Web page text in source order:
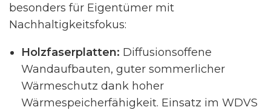
besonders für Eigentümer mit
Nachhaltigkeitsfokus:
Holzfaserplatten: Diffusionsoffene
Wandaufbauten, guter sommerlicher
Wärmeschutz dank hoher
Wärmespeicherfähigkeit. Einsatz im WDVS